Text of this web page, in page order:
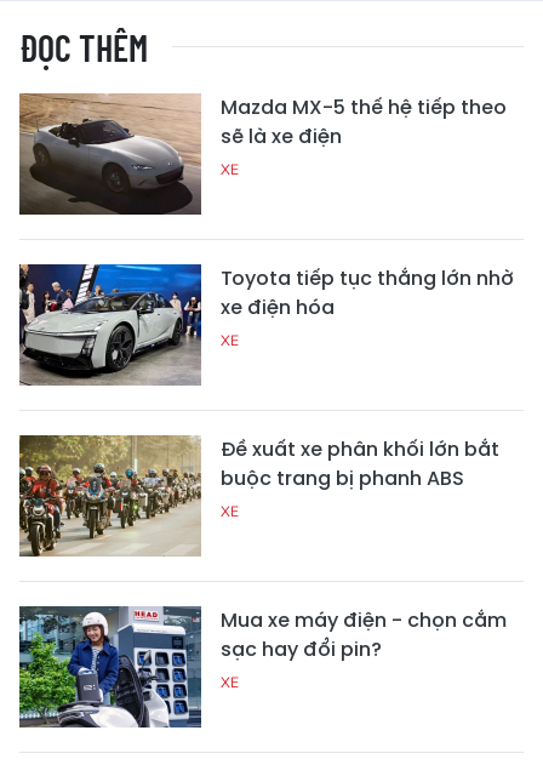
ĐỌC THÊM
Mazda MX-5 thế hệ tiếp theo
sẽ là xe điện
XE
Toyota tiếp tục thắng lớn nhờ
xe điện hóa
XE
Đề xuất xe phân khối lớn bắt
buộc trang bị phanh ABS
XE
Mua xe máy điện - chọn cắm
sạc hay đổi pin?
XE